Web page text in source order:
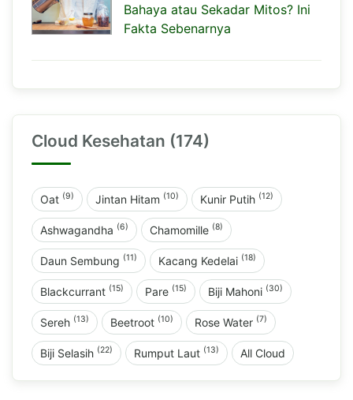
Bahaya atau Sekadar Mitos? Ini
Fakta Sebenarnya
Cloud Kesehatan (174)
Oat (9) Jintan Hitam (10) Kunir Putih (12)
Ashwagandha (6) Chamomille (8)
Daun Sembung (11) Kacang Kedelai (18)
Blackcurrant (15) Pare (15) Biji Mahoni (30)
Sereh (13) Beetroot (10) Rose Water (7)
Biji Selasih (22) Rumput Laut (13) All Cloud